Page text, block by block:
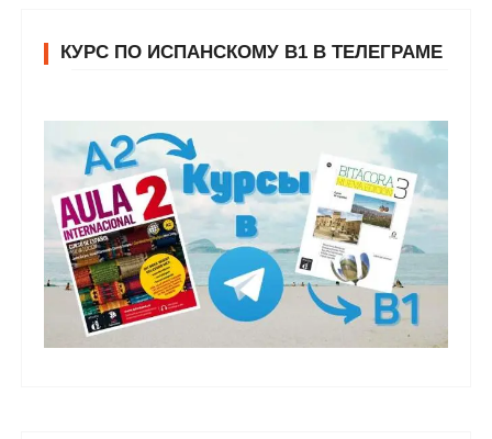
КУРС ПО ИСПАНСКОМУ В1 В ТЕЛЕГРАМЕ